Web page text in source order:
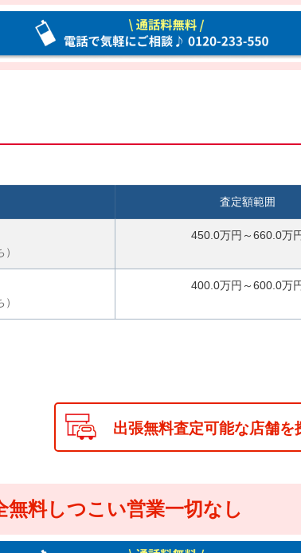
査定額範囲
450.0万円～660.0万
400.0万円～600.0万
出張無料査定可能な店舗を
無料しつこい営業一切なし